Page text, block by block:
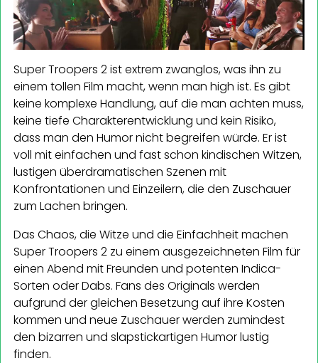
Super Troopers 2 ist extrem zwanglos, was ihn zu
einem tollen Film macht, wenn man high ist. Es gibt
keine komplexe Handlung, auf die man achten muss,
keine tiefe Charakterentwicklung und kein Risiko,
dass man den Humor nicht begreifen würde. Er ist
voll mit einfachen und fast schon kindischen Witzen,
lustigen überdramatischen Szenen mit
Konfrontationen und Einzeilern, die den Zuschauer
zum Lachen bringen.
Das Chaos, die Witze und die Einfachheit machen
Super Troopers 2 zu einem ausgezeichneten Film für
einen Abend mit Freunden und potenten Indica-
Sorten oder Dabs. Fans des Originals werden
aufgrund der gleichen Besetzung auf ihre Kosten
kommen und neue Zuschauer werden zumindest
den bizarren und slapstickartigen Humor lustig
finden.